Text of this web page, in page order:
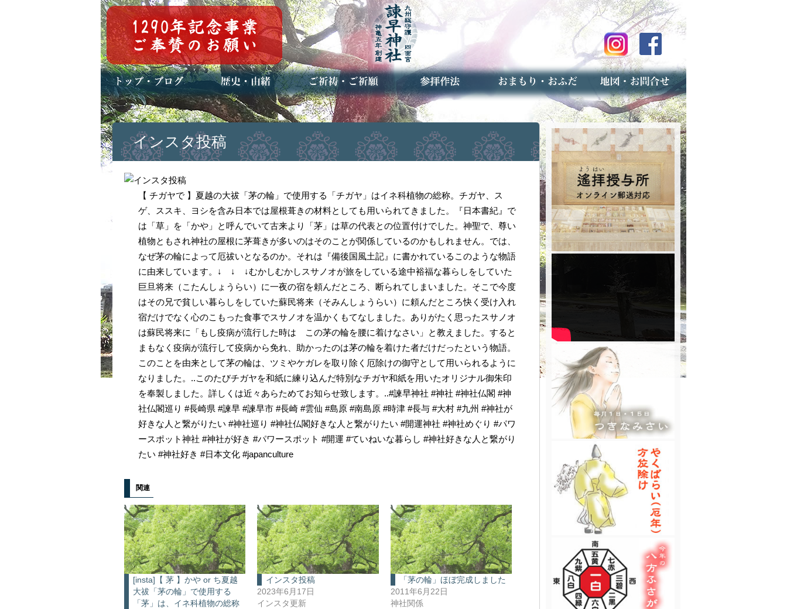
トップページ
ブログ(日々八百万)
お知らせ一覧 歴史・ご祭神
年中行事
メディア掲載 ご祈祷・ご祈願とは
安産祈願
初宮参り
七五三詣
長寿のお祝い
神前結婚式
厄祓い・方位除け
車のお祓い
地鎮祭
神葬祭（神式の葬儀） 神社とは
お参りの作法 授与品のご案内
お焚き上げ（古いお守りのお取り扱い）
アクセスマップ
予約者専用フォーム（事前受付）
インスタ投稿
【 チガヤで 】夏越の大祓「茅の輪」で使用する「チガヤ」はイネ科植物の総称。チガヤ、ス
ゲ、ススキ、ヨシを含み日本では屋根葺きの材料としても用いられてきました。『日本書紀』で
は「草」を「かや」と呼んでいて古来より「茅」は草の代表との位置付けでした。神聖で、尊い
植物ともされ神社の屋根に茅葺きが多いのはそのことが関係しているのかもしれません。では、
なぜ茅の輪によって厄祓いとなるのか。それは『備後国風土記』に書かれているこのような物語
に由来しています。↓ ↓ ↓むかしむかしスサノオが旅をしている途中裕福な暮らしをしていた
巨旦将来（こたんしょうらい）に一夜の宿を頼んだところ、断られてしまいました。そこで今度
はその兄で貧しい暮らしをしていた蘇民将来（そみんしょうらい）に頼んだところ快く受け入れ
宿だけでなく心のこもった食事でスサノオを温かくもてなしました。ありがたく思ったスサノオ
は蘇民将来に「もし疫病が流行した時は この茅の輪を腰に着けなさい」と教えました。すると
まもなく疫病が流行して疫病から免れ、助かったのは茅の輪を着けた者だけだったという物語。
このことを由来として茅の輪は、ツミやケガレを取り除く厄除けの御守として用いられるように
なりました。..このたびチガヤを和紙に練り込んだ特別なチガヤ和紙を用いたオリジナル御朱印
を奉製しました。詳しくは近々あらためてお知らせ致します。..#諫早神社 #神社 #神社仏閣 #神
社仏閣巡り #長崎県 #諫早 #諫早市 #長崎 #雲仙 #島原 #南島原 #時津 #長与 #大村 #九州 #神社が
好きな人と繋がりたい #神社巡り #神社仏閣好きな人と繋がりたい #開運神社 #神社めぐり #パワ
ースポット神社 #神社が好き #パワースポット #開運 #ていねいな暮らし #神社好きな人と繋がり
たい #神社好き #日本文化 #japanculture
関連
[insta]【 茅 】かや or ち夏越
大祓「茅の輪」で使用する
「茅」は、イネ科植物の総称
インスタ投稿
2023年6月17日
インスタ更新
「茅の輪」ほぼ完成しました
2011年6月22日
神社関係